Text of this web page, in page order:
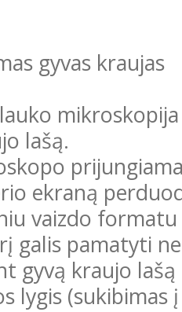
gyvas kraujas
lašą.
ekraną
vaizdo formatu
galis pamatyti
gyvą kraujo
lygis